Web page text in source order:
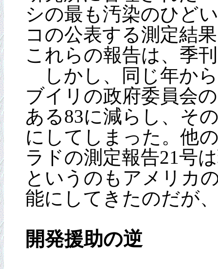
シの最も汚染のひど
コの公表する測定結
これらの報告は、季
しかし、同じ年から
ブイリの政府委員会
ある83に減らし、そ
にしてしまった。他
ラドの測定報告21号
というのもアメリカ
能にしてきたのだが
開発援助の逆